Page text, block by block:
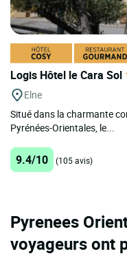
Logis Hôtel le Cara Sol
Elne
Situé dans la charmante
Pyrénées-Orientales, le...
9.4/10 (105 avis)
Pyrenees
voyageurs ont